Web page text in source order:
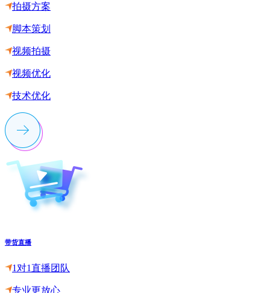
拍摄方案
脚本策划
视频拍摄
视频优化
技术优化
带货直播
1对1直播团队
专业更放心